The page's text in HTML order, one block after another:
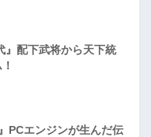
』配下武将から天下統
PCエンジンが生んだ伝